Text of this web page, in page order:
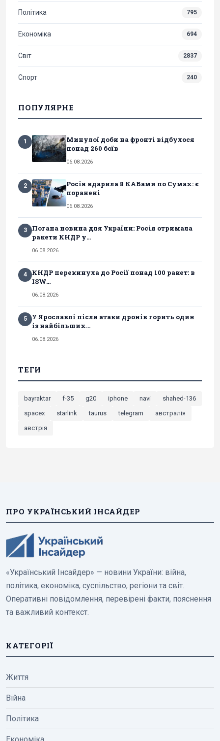
Політика 795
Економіка 694
Світ 2837
Спорт 240
ПОПУЛЯРНЕ
1
Минулої доби на фронті відбулося
понад 260 боїв
06.08.2026
2
Росія вдарила 8 КАБами по Сумах: є
поранені
06.08.2026
3
Погана новина для України: Росія отримала
ракети КНДР у...
06.08.2026
4
КНДР перекинула до Росії понад 100 ракет: в
ISW...
06.08.2026
5
У Ярославлі після атаки дронів горить один
із найбільших...
06.08.2026
ТЕГИ
bayraktar f-35 g20 iphone navi
shahed-136
spacex
starlink taurus telegram
австралія
австрія
ПРО УКРАЇНСЬКИЙ ІНСАЙДЕР
«Український Інсайдер» — новини України: війна,
політика, економіка, суспільство, регіони та світ.
Оперативні повідомлення, перевірені факти, пояснення
та важливий контекст.
КАТЕГОРІЇ
Життя
Війна
Політика